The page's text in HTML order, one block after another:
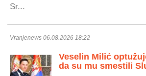
Sr...
Vranjenews 06.08.2026 18:22
Veselin Milić
da su mu smestili